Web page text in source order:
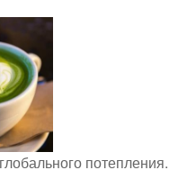
потепления.